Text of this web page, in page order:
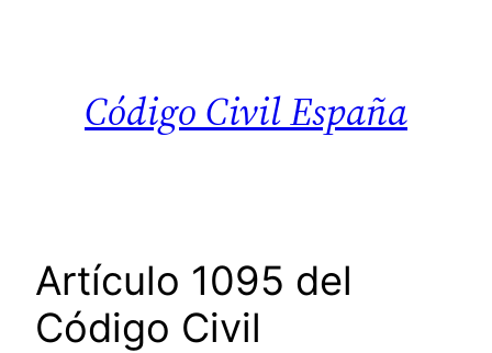
Código Civil España
Artículo 1095 del
Código Civil